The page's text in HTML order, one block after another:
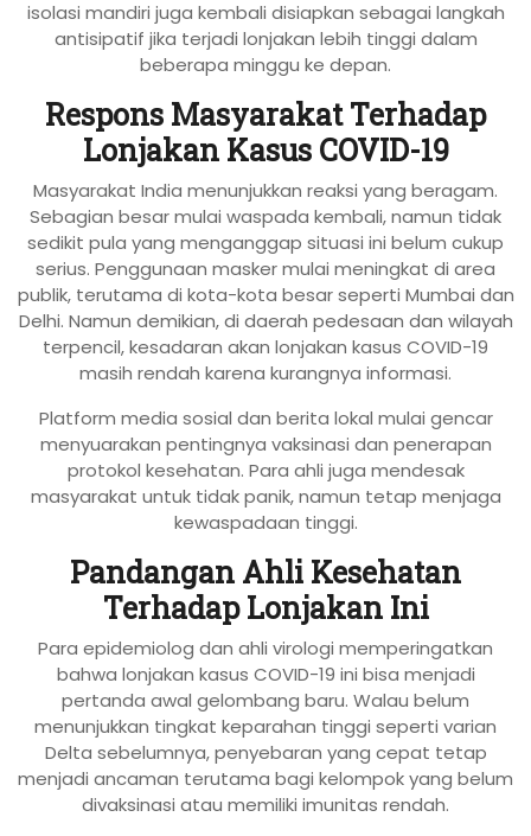
isolasi mandiri juga kembali disiapkan sebagai langkah
antisipatif jika terjadi lonjakan lebih tinggi dalam
beberapa minggu ke depan.
Respons Masyarakat Terhadap
Lonjakan Kasus COVID-19
Masyarakat India menunjukkan reaksi yang beragam.
Sebagian besar mulai waspada kembali, namun tidak
sedikit pula yang menganggap situasi ini belum cukup
serius. Penggunaan masker mulai meningkat di area
publik, terutama di kota-kota besar seperti Mumbai dan
Delhi. Namun demikian, di daerah pedesaan dan wilayah
terpencil, kesadaran akan lonjakan kasus COVID-19
masih rendah karena kurangnya informasi.
Platform media sosial dan berita lokal mulai gencar
menyuarakan pentingnya vaksinasi dan penerapan
protokol kesehatan. Para ahli juga mendesak
masyarakat untuk tidak panik, namun tetap menjaga
kewaspadaan tinggi.
Pandangan Ahli Kesehatan
Terhadap Lonjakan Ini
Para epidemiolog dan ahli virologi memperingatkan
bahwa lonjakan kasus COVID-19 ini bisa menjadi
pertanda awal gelombang baru. Walau belum
menunjukkan tingkat keparahan tinggi seperti varian
Delta sebelumnya, penyebaran yang cepat tetap
menjadi ancaman terutama bagi kelompok yang belum
divaksinasi atau memiliki imunitas rendah.